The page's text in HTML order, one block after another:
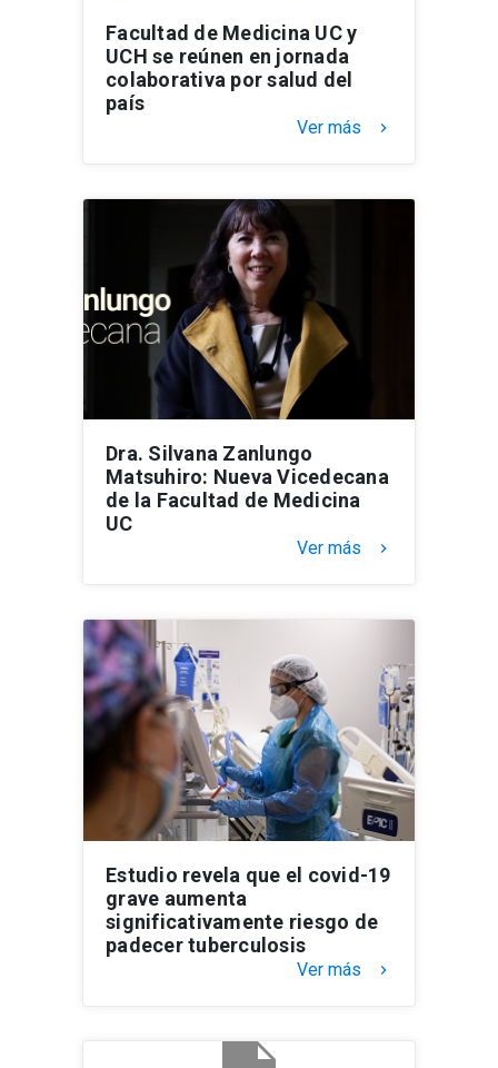
Facultad de Medicina UC y
UCH se reúnen en jornada
colaborativa por salud del
país
Ver más keyboard_arrow_right
Dra. Silvana Zanlungo
Matsuhiro: Nueva Vicedecana
de la Facultad de Medicina
UC
Ver más keyboard_arrow_right
Estudio revela que el covid-19
grave aumenta
significativamente riesgo de
padecer tuberculosis
Ver más keyboard_arrow_right